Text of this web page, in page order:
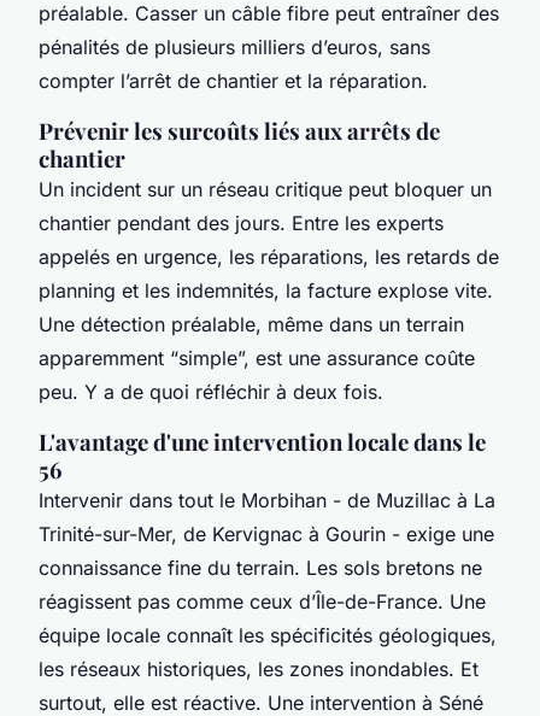
préalable. Casser un câble fibre peut entraîner des
pénalités de plusieurs milliers d’euros, sans
compter l’arrêt de chantier et la réparation.
Prévenir les surcoûts liés aux arrêts de
chantier
Un incident sur un réseau critique peut bloquer un
chantier pendant des jours. Entre les experts
appelés en urgence, les réparations, les retards de
planning et les indemnités, la facture explose vite.
Une détection préalable, même dans un terrain
apparemment “simple”, est une assurance coûte
peu. Y a de quoi réfléchir à deux fois.
L'avantage d'une intervention locale dans le
56
Intervenir dans tout le Morbihan - de Muzillac à La
Trinité-sur-Mer, de Kervignac à Gourin - exige une
connaissance fine du terrain. Les sols bretons ne
réagissent pas comme ceux d’Île-de-France. Une
équipe locale connaît les spécificités géologiques,
les réseaux historiques, les zones inondables. Et
surtout, elle est réactive. Une intervention à Séné